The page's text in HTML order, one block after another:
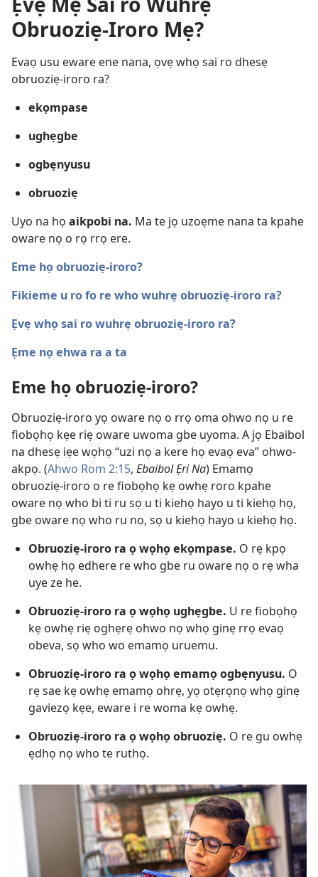
Obruoziẹ-Iroro Mẹ?
Evaọ usu eware ene nana, ọvẹ whọ sai ro dhesẹ
obruoziẹ-iroro ra?
ekọmpase
ughẹgbe
ogbẹnyusu
obruoziẹ
Uyo na họ aikpobi na. Ma te jọ uzoẹme nana ta kpahe
oware nọ o rọ rrọ ere.
Eme họ obruoziẹ-iroro?
Fikieme u ro fo re who wuhrẹ obruoziẹ-iroro ra?
Ẹvẹ whọ sai ro wuhrẹ obruoziẹ-iroro ra?
Ẹme nọ ehwa ra a ta
Eme họ obruoziẹ-iroro?
Obruoziẹ-iroro yọ oware nọ o rrọ oma ohwo nọ u re
fiobọhọ kẹe riẹ oware uwoma gbe uyoma. A jọ Ebaibol
na dhesẹ iẹe wọhọ “uzi nọ a kere họ evaọ eva” ohwo-
akpọ. (Ahwo Rom 2:15, Ebaibol Ẹri Na) Emamọ
obruoziẹ-iroro o re fiobọhọ kẹ owhẹ roro kpahe
oware nọ who bi ti ru sọ u ti kiehọ hayo u ti kiehọ họ,
gbe oware nọ who ru no, sọ u kiehọ hayo u kiehọ họ.
Obruoziẹ-iroro ra ọ wọhọ ekọmpase. O rẹ kpọ
owhẹ họ edhere re who gbe ru oware nọ o rẹ wha
uye ze he.
Obruoziẹ-iroro ra ọ wọhọ ughẹgbe. U re fiobọhọ
kẹ owhẹ riẹ oghẹrẹ ohwo nọ whọ ginẹ rrọ evaọ
obeva, sọ who wo emamọ uruemu.
Obruoziẹ-iroro ra ọ wọhọ emamọ ogbẹnyusu. O
rẹ sae kẹ owhẹ emamọ ohrẹ, yọ otẹrọnọ whọ ginẹ
gaviezọ kẹe, eware i re woma kẹ owhẹ.
Obruoziẹ-iroro ra ọ wọhọ obruoziẹ. O re gu owhẹ
ẹdhọ nọ who te ruthọ.